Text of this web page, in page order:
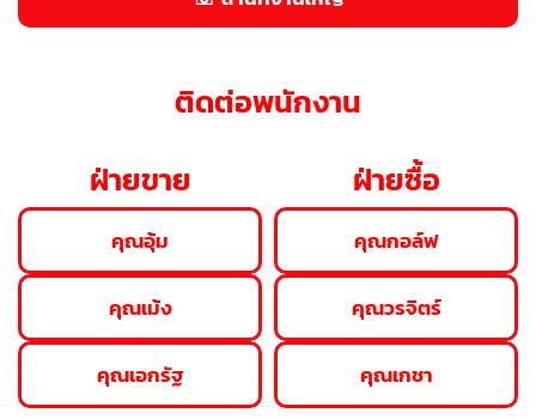
ติดต่อพนักงาน
ฝ่ายขาย
คุณอุ้ม
คุณเม้ง
คุณเอกรัฐ
ฝ่ายซื้อ
คุณกอล์ฟ
คุณวรจิตร์
คุณเกชา